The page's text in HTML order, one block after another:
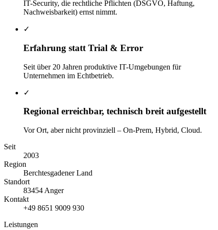
IT-Security, die rechtliche Pflichten (DSGVO, Haftung,
Nachweisbarkeit) ernst nimmt.
✓
Erfahrung statt Trial & Error
Seit über 20 Jahren produktive IT-Umgebungen für
Unternehmen im Echtbetrieb.
✓
Regional erreichbar, technisch breit aufgestellt
Vor Ort, aber nicht provinziell – On-Prem, Hybrid, Cloud.
Seit
2003
Region
Berchtesgadener Land
Standort
83454 Anger
Kontakt
+49 8651 9009 930
Leistungen